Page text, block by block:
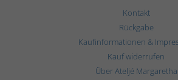
Kontakt
Rückgabe
Kaufinformationen &
Kauf widerrufen
Über Ateljé Margaretha